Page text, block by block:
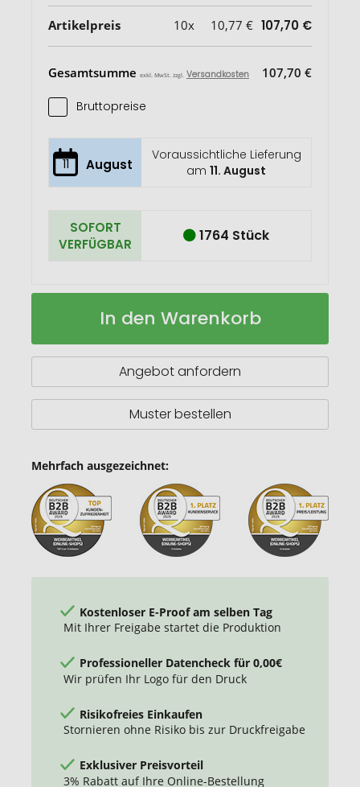
Artikelpreis 10x 10,77 € 107,70 €
Gesamtsumme exkl. MwSt. zzgl. Versandkosten 107,70 €
Bruttopreise
11 August
Voraussichtliche Lieferung
am11. August
SOFORT
VERFÜGBAR
1764 Stück
Gear
Messer
Auf
In den Warenkorb
Angebot anfordern
Muster bestellen
Mehrfach ausgezeichnet:
Kostenloser E-Proof am selben Tag
Mit Ihrer Freigabe startet die Produktion
Professioneller Datencheck für 0,00€
Wir prüfen Ihr Logo für den Druck
Risikofreies Einkaufen
Stornieren ohne Risiko bis zur Druckfreigabe
Exklusiver Preisvorteil
3% Rabatt auf Ihre Online-Bestellung